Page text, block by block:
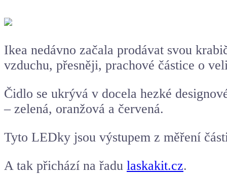
Ikea nedávno začala prodávat svou
vzduchu, přesněji, prachové částice o
Čidlo se ukrývá v docela hezké
– zelená, oranžová a červená.
Tyto LEDky jsou výstupem z měření
A tak přichází na řadu laskakit.cz.